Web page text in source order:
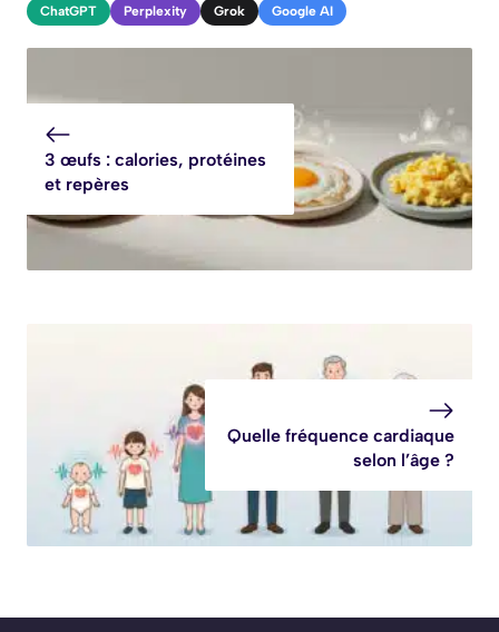
ChatGPT Perplexity Grok Google AI
3 œufs : calories, protéines
et repères
Quelle fréquence cardiaque
selon l’âge ?